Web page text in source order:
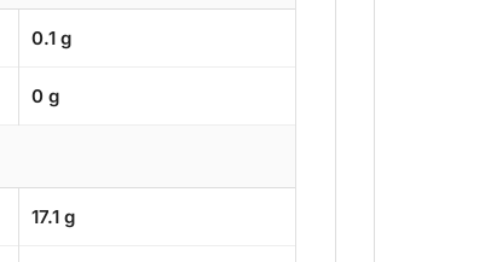
0.1 g
0 g
17.1 g